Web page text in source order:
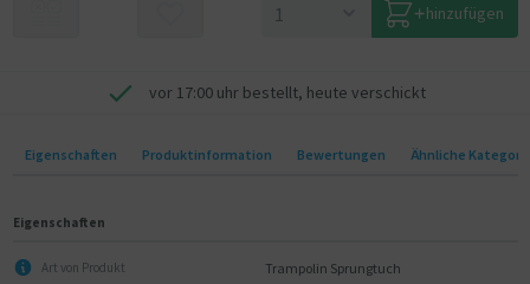
hinzufügen
vor 17:00 uhr bestellt, heute verschickt
Eigenschaften Produktinformation Bewertungen Ähnliche
Eigenschaften
Art von Produkt Trampolin Sprungtuch